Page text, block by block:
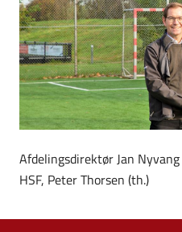
Afdelingsdirektør Jan
HSF, Peter Thorsen (th.)